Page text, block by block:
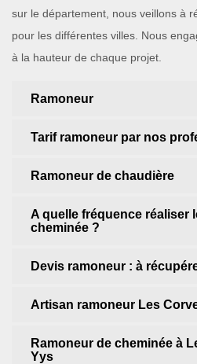
sur le département, nous veillons à
pour les différentes villes. Nous
à la hauteur de chaque projet.
Ramoneur
Tarif ramoneur par nos
Ramoneur de chaudière
A quelle fréquence réaliser
cheminée ?
Devis ramoneur : à
Artisan ramoneur Les
Ramoneur de cheminée à
Yys